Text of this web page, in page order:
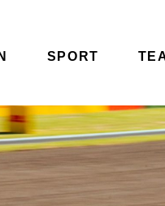
SPORT